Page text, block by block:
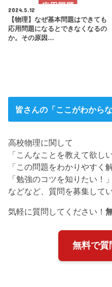
2024.5.12
【物理】なぜ基本問題はできても
応用問題になるとできなくなるの
か。その原因…
皆さんの「ここがわから
高校物理に関して
「こんなことを教えて欲しい
「この問題をわかりやすく
「勉強のコツを知りたい！」
などなど、質問を募集して
気軽に質問してください！
無料で質